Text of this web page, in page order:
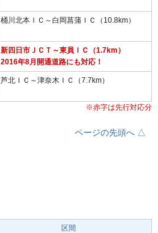
桶川北本ＩＣ～白岡菖蒲ＩＣ（10.8km）
新四日市ＪＣＴ～東員ＩＣ（1.7km）
2016年8月開通道路にも対応！
芦北ＩＣ～津奈木ＩＣ（7.7km）
※赤字は先行対応分
ページの先頭へ △
区間